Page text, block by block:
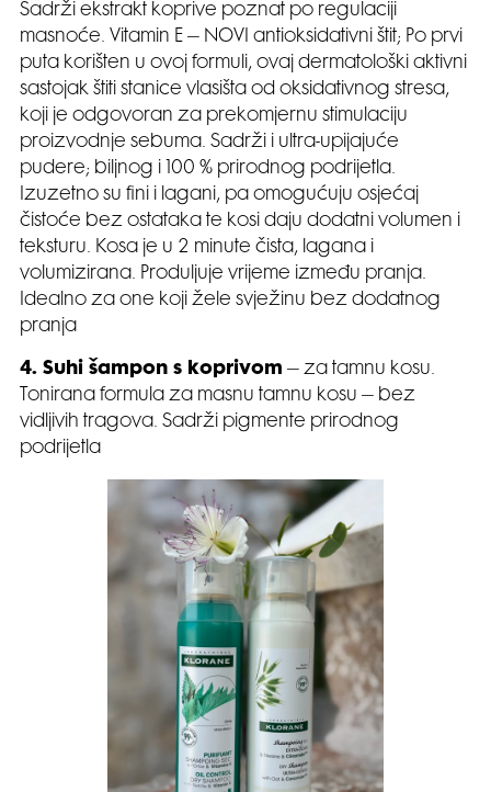
Sadrži ekstrakt koprive poznat po regulaciji
masnoće. Vitamin E – NOVI antioksidativni štit; Po prvi
puta korišten u ovoj formuli, ovaj dermatološki aktivni
sastojak štiti stanice vlasišta od oksidativnog stresa,
koji je odgovoran za prekomjernu stimulaciju
proizvodnje sebuma. Sadrži i ultra-upijajuće
pudere; biljnog i 100 % prirodnog podrijetla.
Izuzetno su fini i lagani, pa omogućuju osjećaj
čistoće bez ostataka te kosi daju dodatni volumen i
teksturu. Kosa je u 2 minute čista, lagana i
volumizirana. Produljuje vrijeme između pranja.
Idealno za one koji žele svježinu bez dodatnog
pranja
4. Suhi šampon s koprivom – za tamnu kosu.
Tonirana formula za masnu tamnu kosu – bez
vidljivih tragova. Sadrži pigmente prirodnog
podrijetla